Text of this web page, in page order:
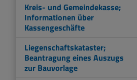
Kreis- und Gemeindekasse;
Informationen über
Kassengeschäfte
Liegenschaftskataster;
Beantragung eines Auszugs
zur Bauvorlage